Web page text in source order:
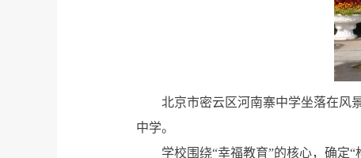
北京市密云区河南寨中学坐落在风
中学。
学校围绕“幸福教育”的核心，确定